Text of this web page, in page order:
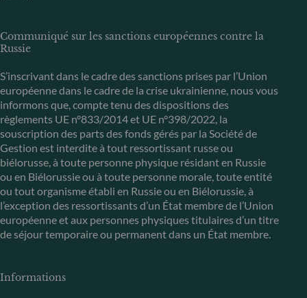
Communiqué sur les sanctions européennes contre la
Russie
S’inscrivant dans le cadre des sanctions prises par l’Union
européenne dans le cadre de la crise ukrainienne, nous vous
informons que, compte tenu des dispositions des
règlements UE n°833/2014 et UE n°398/2022, la
souscription des parts des fonds gérés par la Société de
Gestion est interdite à tout ressortissant russe ou
biélorusse, à toute personne physique résidant en Russie
ou en Biélorussie ou à toute personne morale, toute entité
ou tout organisme établi en Russie ou en Biélorussie, à
l’exception des ressortissants d’un État membre de l’Union
européenne et aux personnes physiques titulaires d’un titre
de séjour temporaire ou permanent dans un État membre.
Informations